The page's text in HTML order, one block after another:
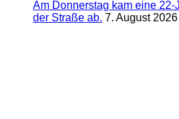
Am Donnerstag kam eine
der Straße ab. 7. August 2026